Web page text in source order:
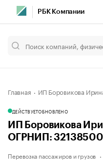
РБК Компании
Главная ИП Боровикова
ДЕЙСТВУЕТОБНОВЛЕНО
ИП Боровикова
ОГРНИП:
Перевозка пассажиров и грузов